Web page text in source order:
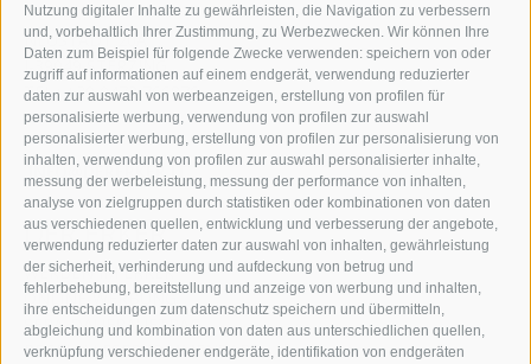
Nutzung digitaler Inhalte zu gewährleisten, die Navigation zu verbessern
und, vorbehaltlich Ihrer Zustimmung, zu Werbezwecken. Wir können Ihre
Daten zum Beispiel für folgende Zwecke verwenden: speichern von oder
zugriff auf informationen auf einem endgerät, verwendung reduzierter
daten zur auswahl von werbeanzeigen, erstellung von profilen für
personalisierte werbung, verwendung von profilen zur auswahl
personalisierter werbung, erstellung von profilen zur personalisierung von
inhalten, verwendung von profilen zur auswahl personalisierter inhalte,
messung der werbeleistung, messung der performance von inhalten,
analyse von zielgruppen durch statistiken oder kombinationen von daten
aus verschiedenen quellen, entwicklung und verbesserung der angebote,
verwendung reduzierter daten zur auswahl von inhalten, gewährleistung
der sicherheit, verhinderung und aufdeckung von betrug und
fehlerbehebung, bereitstellung und anzeige von werbung und inhalten,
ihre entscheidungen zum datenschutz speichern und übermitteln,
abgleichung und kombination von daten aus unterschiedlichen quellen,
verknüpfung verschiedener endgeräte, identifikation von endgeräten
DER ERKER
NEUSTADT 20A
I-39049 STERZING
TEL.: +39 0472 766876
GRAFIK@DERERKER.IT
INFO@DERERKER.IT
BARBARA.FONTANA@DERERKER.IT
DER ERKER
WERBEN IM ERKER
ONLINE-WERBUNG
SEPA-DAUERAUFTRAG
REGELN LESERKOMMENTARE